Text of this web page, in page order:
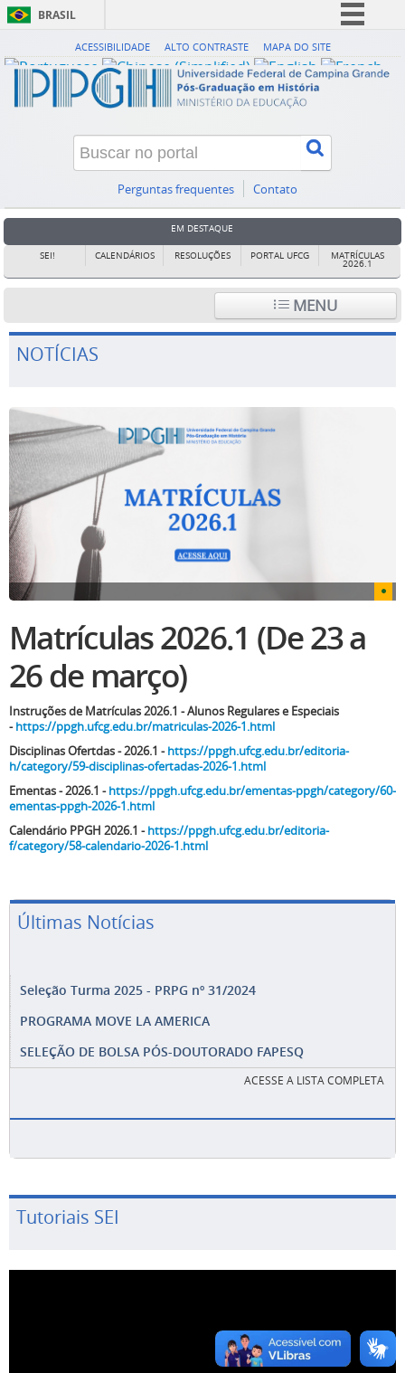
BRASIL
Simplifique!
Comunica BR
Participe
Legislação
Canais
ACESSIBILIDADE ALTO CONTRASTE MAPA DO SITE
Perguntas frequentes Contato
EM DESTAQUE
SEI! CALENDÁRIOS RESOLUÇÕES PORTAL UFCG MATRÍCULAS
2026.1
MENU
NOTÍCIAS
Matrículas 2026.1 (De 23 a
26 de março)
Instruções de Matrículas 2026.1 - Alunos Regulares e Especiais
-https://ppgh.ufcg.edu.br/matriculas-2026-1.html
Disciplinas Ofertdas - 2026.1 -https://ppgh.ufcg.edu.br/editoria-
h/category/59-disciplinas-ofertadas-2026-1.html
Ementas - 2026.1 -https://ppgh.ufcg.edu.br/ementas-ppgh/category/60-
ementas-ppgh-2026-1.html
Calendário PPGH 2026.1 -https://ppgh.ufcg.edu.br/editoria-
f/category/58-calendario-2026-1.html
Últimas Notícias
Seleção Turma 2025 - PRPG nº 31/2024
PROGRAMA MOVE LA AMERICA
SELEÇÃO DE BOLSA PÓS-DOUTORADO FAPESQ
ACESSE A LISTA COMPLETA
Tutoriais SEI